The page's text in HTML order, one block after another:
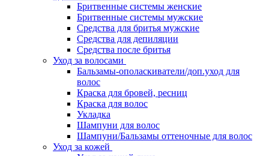
Бритвенные системы женские
Бритвенные системы мужские
Средства для бритья мужские
Средства для депиляции
Средства после бритья
Уход за волосами
Бальзамы-ополаскиватели/доп.уход для
волос
Краска для бровей, ресниц
Краска для волос
Укладка
Шампуни для волос
Шампуни/Бальзамы оттеночные для волос
Уход за кожей